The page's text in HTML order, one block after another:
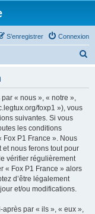
Connexion
S’enregistrer
« nous », « notre »,
foxp1 »), vous
suivantes. Si vous
les conditions
Fox P1 France ». Nous
et nous ferons tout pour
vérifier régulièrement
« Fox P1 France » alors
d’être légalement
et/ou modifications.
par « ils », « eux »,